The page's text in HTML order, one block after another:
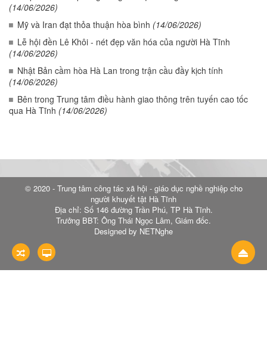
(14/06/2026)
Mỹ và Iran đạt thỏa thuận hòa bình (14/06/2026)
Lễ hội đền Lê Khôi - nét đẹp văn hóa của người Hà Tĩnh
(14/06/2026)
Nhật Bản cầm hòa Hà Lan trong trận cầu đầy kịch tính
(14/06/2026)
Bên trong Trung tâm điều hành giao thông trên tuyến cao tốc
qua Hà Tĩnh (14/06/2026)
© 2020 - Trung tâm công tác xã hội - giáo dục nghề nghiệp cho
người khuyết tật Hà Tĩnh
Địa chỉ: Số 146 đường Trần Phú, TP Hà Tĩnh.
Trưởng BBT: Ông Thái Ngọc Lâm, Giám đốc.
Designed by NETNghe